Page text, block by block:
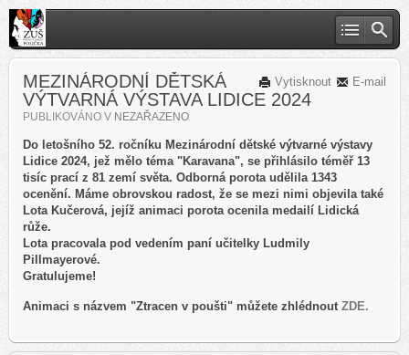
E-mail
Vytisknout
MEZINÁRODNÍ DĚTSKÁ
VÝTVARNÁ VÝSTAVA LIDICE 2024
PUBLIKOVÁNO V NEZAŘAZENO
Do letošního 52. ročníku Mezinárodní dětské výtvarné výstavy
Lidice 2024, jež mělo téma "Karavana", se přihlásilo téměř 13
tisíc prací z 81 zemí světa. Odborná porota udělila 1343
ocenění. Máme obrovskou radost, že se mezi nimi objevila také
Lota Kučerová, jejíž animaci porota ocenila medailí Lidická
růže.
Lota pracovala pod vedením paní učitelky Ludmily
Pillmayerové.
Gratulujeme!
Animaci s názvem "Ztracen v poušti" můžete zhlédnout ZDE.